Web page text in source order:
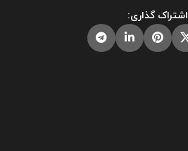
دفتر نصب میکنید و برنامه کلاسی
هر کلاس را جداگانه در یک کاغذ آچار
چاپ و در بنر در قسمت مربوطه می
اشتراک گذاری: